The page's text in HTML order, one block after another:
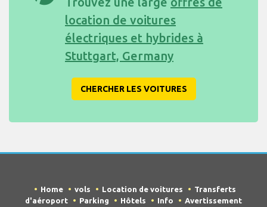
location de voitures
électriques et hybrides à
Stuttgart, Germany
CHERCHER LES VOITURES
Home vols Location de voitures
Transferts
d'aéroport
Parking Hôtels Info Avertissement